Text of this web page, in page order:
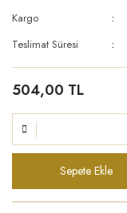
Kargo
Teslimat Süresi
504,00 TL
Sepete Ekle